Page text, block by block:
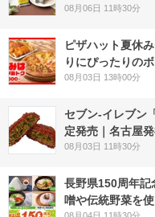
08月06日 11時30分
ピザハット夏休
りにぴったりの
08月03日 13時00分
セブン-イレブン
定発売｜名古屋
08月03日 11時30分
長野県150周年
噌や伝統野菜を